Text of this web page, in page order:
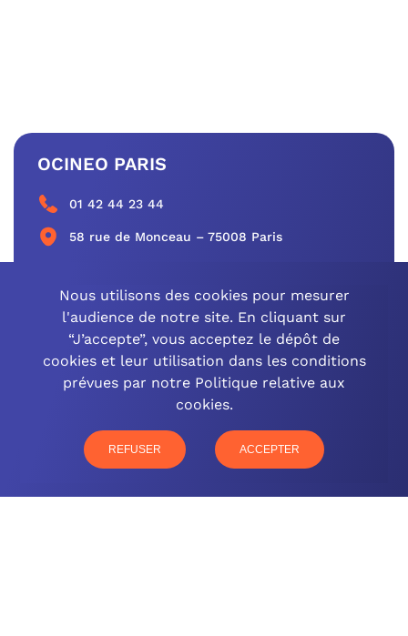
OCINEO PARIS
01 42 44 23 44
58 rue de Monceau – 75008 Paris
CONTACTEZ-NOUS
OCINEO GRAND EST
77 rue Paul Douce – 51480 Damery
CONTACTEZ-NOUS
Nous utilisons des cookies pour mesurer
l'audience de notre site. En cliquant sur
“J’accepte”, vous acceptez le dépôt de
cookies et leur utilisation dans les conditions
prévues par notre Politique relative aux
cookies.
REFUSER ACCEPTER